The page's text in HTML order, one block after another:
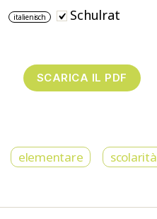
italienisch Schulrat
elementare scolarità